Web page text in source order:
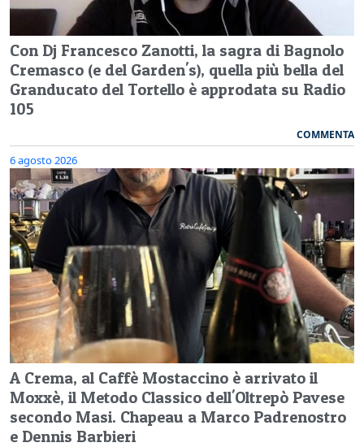
Con Dj Francesco Zanotti, la sagra di Bagnolo
Cremasco (e del Garden's), quella più bella del
Granducato del Tortello è approdata su Radio
105
COMMENTA
6 agosto 2026
A Crema, al Caffè Mostaccino è arrivato il
Moxxè, il Metodo Classico dell'Oltrepò Pavese
secondo Masi. Chapeau a Marco Padrenostro
e Dennis Barbieri